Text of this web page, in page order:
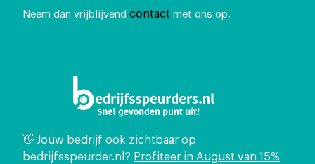
Neem dan vrijblijvend contact met ons op.
👋 Jouw bedrijf ook zichtbaar op
bedrijfsspeurder.nl? Profiteer in August van 15%